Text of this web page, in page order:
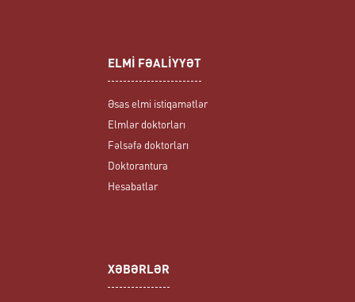
ELMİ FƏALİYYƏT
Əsas elmi istiqamətlər
Elmlər doktorları
Fəlsəfə doktorları
Doktorantura
Hesabatlar
XƏBƏRLƏR